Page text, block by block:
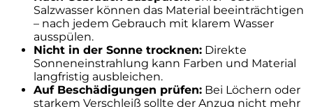
Salzwasser können das Material beeinträchtigen
– nach jedem Gebrauch mit klarem Wasser
ausspülen.
Nicht in der Sonne trocknen: Direkte
Sonneneinstrahlung kann Farben und Material
langfristig ausbleichen.
Auf Beschädigungen prüfen: Bei Löchern oder
starkem Verschleiß sollte der Anzug nicht mehr